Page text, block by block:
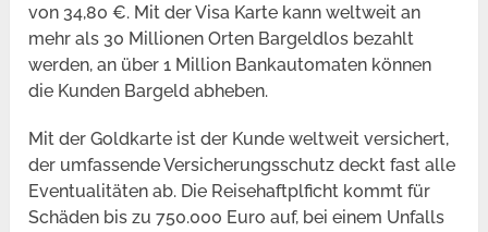
von 34,80 €. Mit der Visa Karte kann weltweit an
mehr als 30 Millionen Orten Bargeldlos bezahlt
werden, an über 1 Million Bankautomaten können
die Kunden Bargeld abheben.
Mit der Goldkarte ist der Kunde weltweit versichert,
der umfassende Versicherungsschutz deckt fast alle
Eventualitäten ab. Die Reisehaftplficht kommt für
Schäden bis zu 750.000 Euro auf, bei einem Unfalls